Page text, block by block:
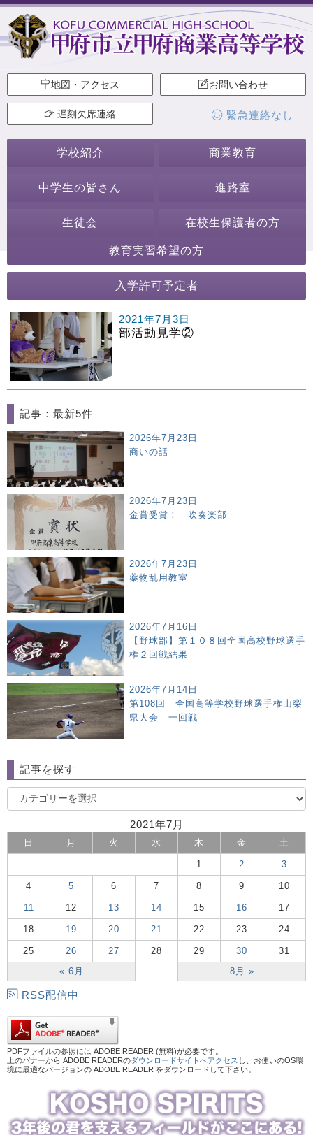
地図・アクセス お問い合わせ
遅刻欠席連絡 緊急連絡なし
学校紹介 商業教育
中学生の皆さん 進路室
生徒会 在校生保護者の方
教育実習希望の方
入学許可予定者
2021年7月3日
部活動見学②
記事：最新5件
2026年7月23日
商いの話
2026年7月23日
金賞受賞！ 吹奏楽部
2026年7月23日
薬物乱用教室
2026年7月16日
【野球部】第１０８回全国高校野球選手
権２回戦結果
2026年7月14日
第108回 全国高等学校野球選手権山梨
県大会 一回戦
記事を探す
2021年7月
日 月 火 水 木 金 土
« 6月 8月 »
1 2 3
4 5 6 7 8 9 10
11 12 13 14 15 16 17
18 19 20 21 22 23 24
25 26 27 28 29 30 31
RSS配信中
PDFファイルの参照には ADOBE READER (無料)が必要です。
上のバナーから ADOBE READERのダウンロードサイトへアクセス し、お使いのOS環
境に最適なバージョンの ADOBE READER をダウンロードして下さい。